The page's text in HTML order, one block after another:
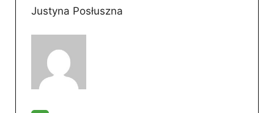
Justyna Posłuszna